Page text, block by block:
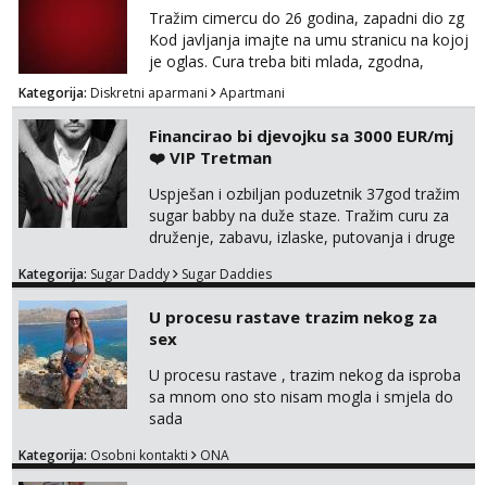
Tražim cimercu do 26 godina, zapadni dio zg
Kod javljanja imajte na umu stranicu na kojoj
je oglas. Cura treba biti mlada, zgodna,
uredna, bez poroka.
Kategorija: Diskretni aparmani Apartmani
Financirao bi djevojku sa 3000 EUR/mj
❤️ VIP Tretman
Uspješan i ozbiljan poduzetnik 37god tražim
sugar babby na duže staze. Tražim curu za
druženje, zabavu, izlaske, putovanja i druge
otvorena, komunikativna, zgodna i atraktivna
markodalic37@gmail.com
Kategorija: Sugar Daddy Sugar Daddies
U procesu rastave trazim nekog za
sex
U procesu rastave , trazim nekog da isproba
sa mnom ono sto nisam mogla i smjela do
sada
Kategorija: Osobni kontakti ONA